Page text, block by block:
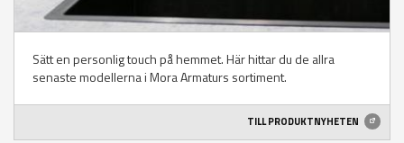
Sätt en personlig touch på hemmet. Här hittar du de allra
senaste modellerna i Mora Armaturs sortiment.
TILL PRODUKTNYHETEN